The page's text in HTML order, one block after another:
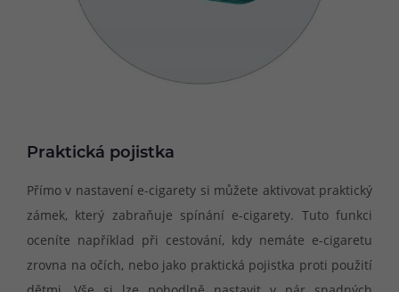
Praktická pojistka
Přímo v nastavení e-cigarety si můžete aktivovat praktický
zámek, který zabraňuje spínání e-cigarety. Tuto funkci
oceníte například při cestování, kdy nemáte e-cigaretu
zrovna na očích, nebo jako praktická pojistka proti použití